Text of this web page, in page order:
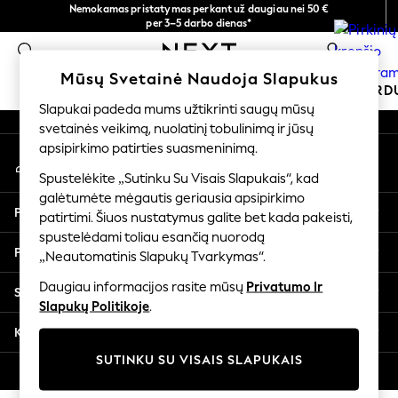
Nemokamas pristatymas perkant už daugiau nei 50 €
per 3–5 darbo dienas*
Dabar galite apsipirkti lietuvių kalba!
0
MOKYKLINĖ APRANGA ŠVENTINĖ
SCHOOLWEAR
All Boys Schoolwear
Shoes
Trousers
Shorts
Shirts
Polo Shirts
Sweatshirts & Jumpers
Coats & Jackets
Underwear
Multipacks
All Boys Sport & Swimwear
An error occurred on client
Mūsų socialiniai tinklai
Mano paskyra
Prisijunkite prie savo paskyros
Pagalba
Privatumas ir teisinė informacija
Skyriai
Kitos paslaugos
Mūsų Svetainė Naudoja Slapukus
Slapukai padeda mums užtikrinti saugų mūsų
svetainės veikimą, nuolatinį tobulinimą ir jūsų
apsipirkimo patirties suasmeninimą.
Spustelėkite „Sutinku Su Visais Slapukais“, kad
galėtumėte mėgautis geriausia apsipirkimo
patirtimi. Šiuos nustatymus galite bet kada pakeisti,
spustelėdami toliau esančią nuorodą
„Neautomatinis Slapukų Tvarkymas“.
Daugiau informacijos rasite mūsų Privatumo Ir
Slapukų Politikoje.
SUTINKU SU VISAIS SLAPUKAIS